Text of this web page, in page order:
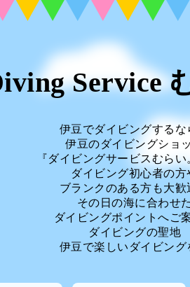
Service
伊豆でダイビングするな
伊豆のダイビングショ
『ダイビングサービスむらい
ダイビング初心者の方
ブランクのある方も大歓
その日の海に合わせた
ダイビングポイントへご案
ダイビングの聖地
伊豆で楽しいダイビング